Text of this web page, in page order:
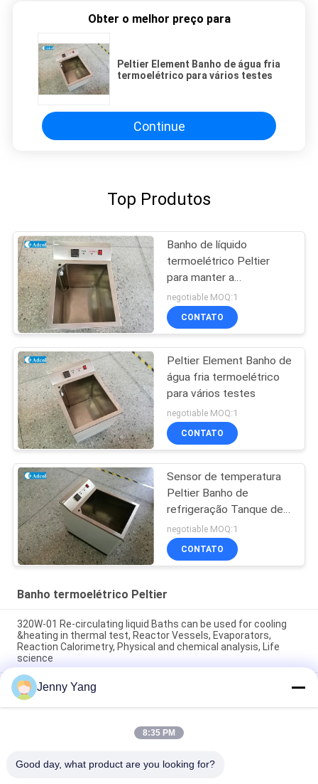
Obter o melhor preço para
Peltier Element Banho de água fria
termoelétrico para vários testes
Continue
Top Produtos
Banho de líquido
termoelétrico Peltier
para manter a
temperatura constante
negotiable MOQ:1
CONTATO
Peltier Element Banho de
água fria termoelétrico
para vários testes
negotiable MOQ:1
CONTATO
Sensor de temperatura
Peltier Banho de
refrigeração Tanque de
refrigeração
termoelétrico
negotiable MOQ:1
CONTATO
Banho termoelétrico Peltier
320W-01 Re-circulating liquid Baths can be used for cooling
&heating in thermal test, Reactor Vessels, Evaporators,
Reaction Calorimetry, Physical and chemical analysis, Life
science
Os banhos de líquido recirculante Adcol 320W-02 são
projetados para fornecer resfriamento e aquecimento para
uma ampla gama de soluções líquidas.
ISO9001 Peltier Banho termoelétrico de arrefecimento para
Jenny Yang
8:35 PM
Good day, what product are you looking for?